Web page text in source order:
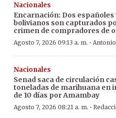
Nacionales
Encarnación: Dos españoles
bolivianos son capturados
crimen de compradores de
Agosto 7, 2026 09:13 a. m. ·
Nacionales
Senad saca de circulación
toneladas de marihuana en
de 10 días por Amambay
Agosto 7, 2026 08:21 a. m. ·